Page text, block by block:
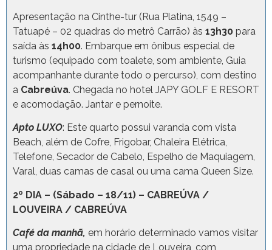
Apresentação na Cinthe-tur (Rua Platina, 1549 –
Tatuapé – 02 quadras do metrô Carrão) às 13h30 para
saída às 14h00. Embarque em ônibus especial de
turismo (equipado com toalete, som ambiente, Guia
acompanhante durante todo o percurso), com destino
a Cabreúva. Chegada no hotel JAPY GOLF E RESORT
e acomodação. Jantar e pernoite.
Apto LUXO: Este quarto possui varanda com vista
Beach, além de Cofre, Frigobar, Chaleira Elétrica,
Telefone, Secador de Cabelo, Espelho de Maquiagem,
Varal, duas camas de casal ou uma cama Queen Size.
2º DIA – (Sábado – 18/11) – CABREÚVA /
LOUVEIRA / CABREÚVA
Café da manhã, em horário determinado vamos visitar
uma propriedade na cidade de Louveira, com